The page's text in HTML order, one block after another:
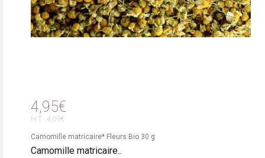
4,95€
H.T : 4,69€
Camomille matricaire* Fleurs Bio 30 g
Camomille matricaire..